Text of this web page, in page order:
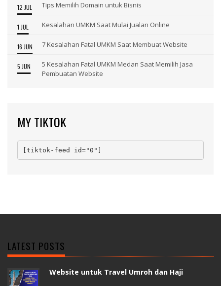
12 JUL Tips Memilih Domain untuk Bisnis
1 JUL Kesalahan UMKM Saat Mulai Jualan Online
16 JUN 7 Kesalahan Fatal UMKM Saat Membuat Website
5 JUN
5 Kesalahan Fatal UMKM Medan Saat Memilih Jasa
Pembuatan Website
MY TIKTOK
[tiktok-feed id="0"]
LATEST POSTS
Website untuk Travel Umroh dan Haji